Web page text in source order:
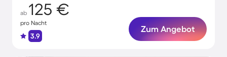
ab 125 €
pro Nacht
3.9
Zum Angebot